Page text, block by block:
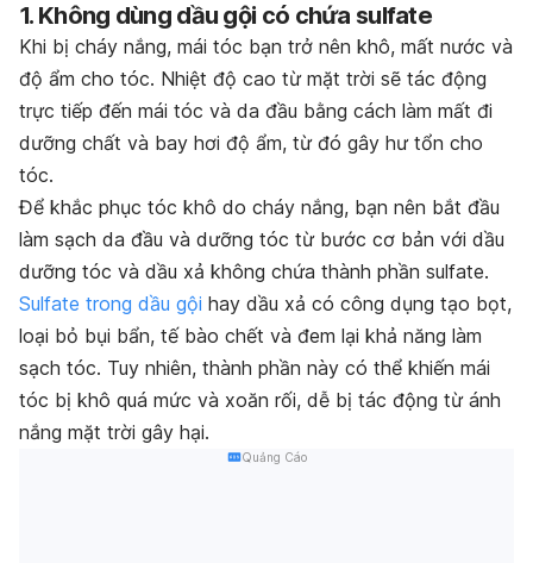
1. Không dùng dầu gội có chứa sulfate
Khi bị cháy nắng, mái tóc bạn trở nên khô, mất nước và
độ ẩm cho tóc. Nhiệt độ cao từ mặt trời sẽ tác động
trực tiếp đến mái tóc và da đầu bằng cách làm mất đi
dưỡng chất và bay hơi độ ẩm, từ đó gây hư tổn cho
tóc.
Để khắc phục tóc khô do cháy nắng, bạn nên bắt đầu
làm sạch da đầu và dưỡng tóc từ bước cơ bản với dầu
dưỡng tóc và dầu xả không chứa thành phần sulfate.
Sulfate trong dầu gội hay dầu xả có công dụng tạo bọt,
loại bỏ bụi bẩn, tế bào chết và đem lại khả năng làm
sạch tóc. Tuy nhiên, thành phần này có thể khiến mái
tóc bị khô quá mức và xoăn rối, dễ bị tác động từ ánh
nắng mặt trời gây hại.
Quảng Cáo